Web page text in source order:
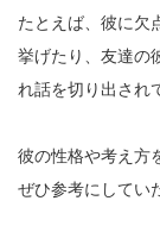
たとえば、彼に欠
挙げたり、友達の
れ話を切り出され
彼の性格や考え方
ぜひ参考にしてい